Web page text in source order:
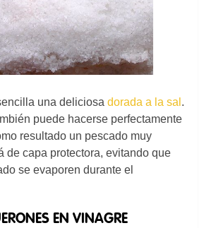
una deliciosadorada a la sal .
puede hacerse perfectamente
resultado un pescado muy
de capa protectora, evitando que
se evaporen durante el
EN VINAGRE